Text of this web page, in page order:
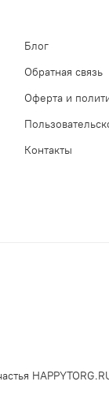
Блог
Обратная связь
Оферта и
Контакты